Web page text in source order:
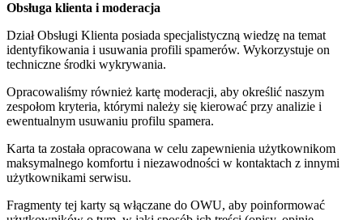
Obsługa klienta i moderacja
Dział Obsługi Klienta posiada specjalistyczną wiedzę na temat
identyfikowania i usuwania profili spamerów. Wykorzystuje on
techniczne środki wykrywania.
Opracowaliśmy również kartę moderacji, aby określić naszym
zespołom kryteria, którymi należy się kierować przy analizie i
ewentualnym usuwaniu profilu spamera.
Karta ta została opracowana w celu zapewnienia użytkownikom
maksymalnego komfortu i niezawodności w kontaktach z innymi
użytkownikami serwisu.
Fragmenty tej karty są włączane do OWU, aby poinformować